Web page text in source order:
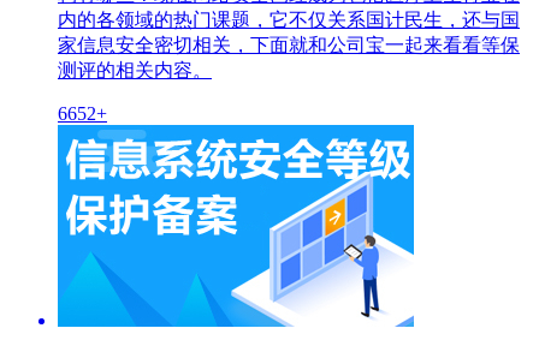
内的各领域的热门课题，它不仅关系国计民生，还与国
家信息安全密切相关，下面就和公司宝一起来看看等保
测评的相关内容。
6652+